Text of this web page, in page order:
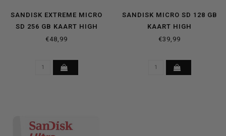
SANDISK EXTREME MICRO
SD 256 GB KAART HIGH
PERFORMANCE
€48,99
SANDISK MICRO SD 128 GB
KAART HIGH
PERFORMANCE
€39,99